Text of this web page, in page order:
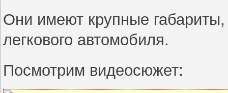
Они имеют крупные габариты,
легкового автомобиля.
Посмотрим видеосюжет: